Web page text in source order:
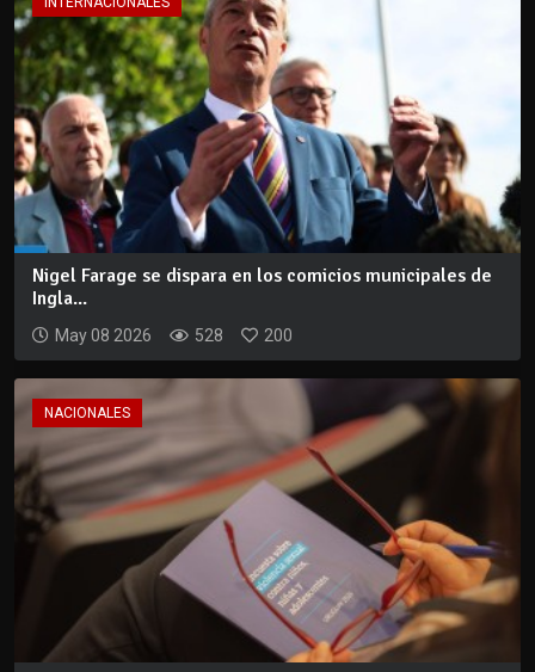
Nigel Farage se dispara en los comicios municipales de
Ingla...
May 08 2026 528 200
NACIONALES